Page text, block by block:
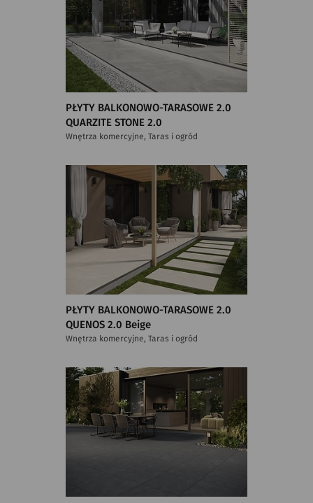
PŁYTY BALKONOWO-TARASOWE 2.0
QUARZITE STONE 2.0
Wnętrza komercyjne, Taras i ogród
PŁYTY BALKONOWO-TARASOWE 2.0
QUENOS 2.0 Beige
Wnętrza komercyjne, Taras i ogród